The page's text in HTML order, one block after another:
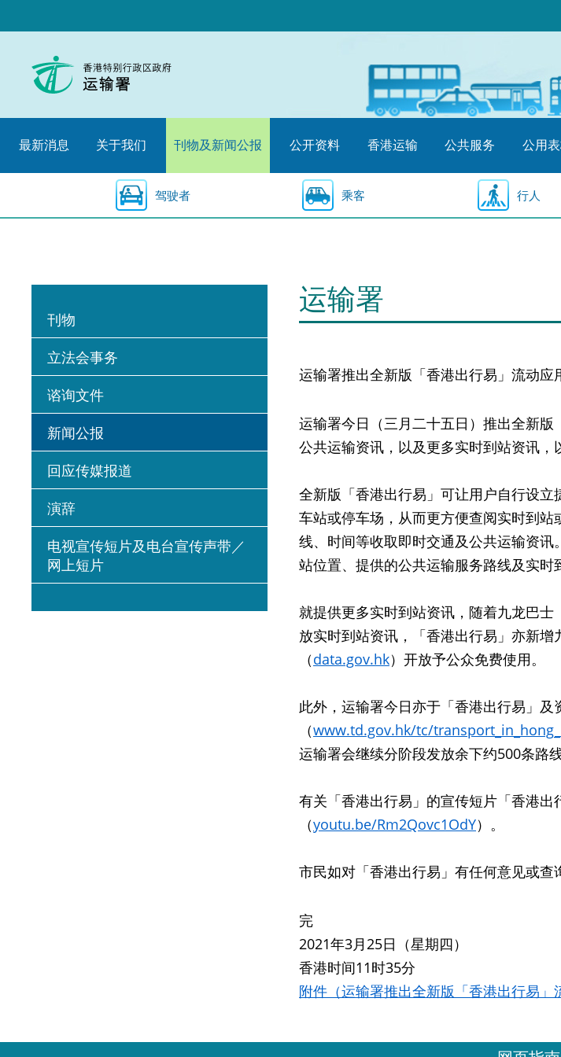
至
始
最新消息 关于我们 刊物及新闻公报 公开资料 香港运输 公共服务 公用
驾驶者 乘客 行人
刊物
立法会事务
谘询文件
新闻公报
回应传媒报道
演辞
电视宣传短片及电台宣传声带／
网上短片
运输署
运输署推出全新版「香港出行易」流动应
运输署今日（三月二十五日）推出全新
公共运输资讯，以及更多实时到站资讯，
全新版「香港出行易」可让用户自行设
车站或停车场，从而更方便查阅实时到
线、时间等收取即时交通及公共运输资
站位置、提供的公共运输服务路线及实时
就提供更多实时到站资讯，随着九龙巴
放实时到站资讯，「香港出行易」亦新
（data.gov.hk）开放予公众免费使用。
此外，运输署今日亦于「香港出行易」
（www.td.gov.hk/tc/
运输署会继续分阶段发放余下约500条路
有关「香港出行易」的宣传短片「香港
（youtu.be/Rm2Qovc1OdY）。
市民如对「香港出行易」有任何意见或查
完
2021年3月25日（星期四）
香港时间11时35分
附件（运输署推出全新版「香港出行易」